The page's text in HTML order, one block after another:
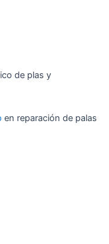
de plas y
en reparación de palas